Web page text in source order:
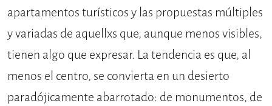
apartamentos turísticos y las propuestas múltiples
y variadas de aquellxs que, aunque menos visibles,
tienen algo que expresar. La tendencia es que, al
menos el centro, se convierta en un desierto
paradójicamente abarrotado: de monumentos, de